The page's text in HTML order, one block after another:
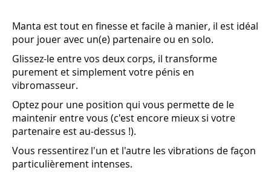
Manta est tout en finesse et facile à manier, il est idéal
pour jouer avec un(e) partenaire ou en solo.
Glissez-le entre vos deux corps, il transforme
purement et simplement votre pénis en
vibromasseur.
Optez pour une position qui vous permette de le
maintenir entre vous (c'est encore mieux si votre
partenaire est au-dessus !).
Vous ressentirez l'un et l'autre les vibrations de façon
particulièrement intenses.